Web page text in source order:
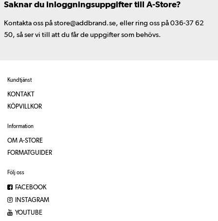
Saknar du inloggningsuppgifter till A-Store?
Kontakta oss på store@addbrand.se, eller ring oss på 036-37 62
50, så ser vi till att du får de uppgifter som behövs.
Kundtjänst
KONTAKT
KÖPVILLKOR
Information
OM A-STORE
FORMATGUIDER
Följ oss
FACEBOOK
INSTAGRAM
YOUTUBE